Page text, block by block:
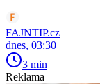
FAJNTIP.cz
dnes, 03:30
3 min
Reklama